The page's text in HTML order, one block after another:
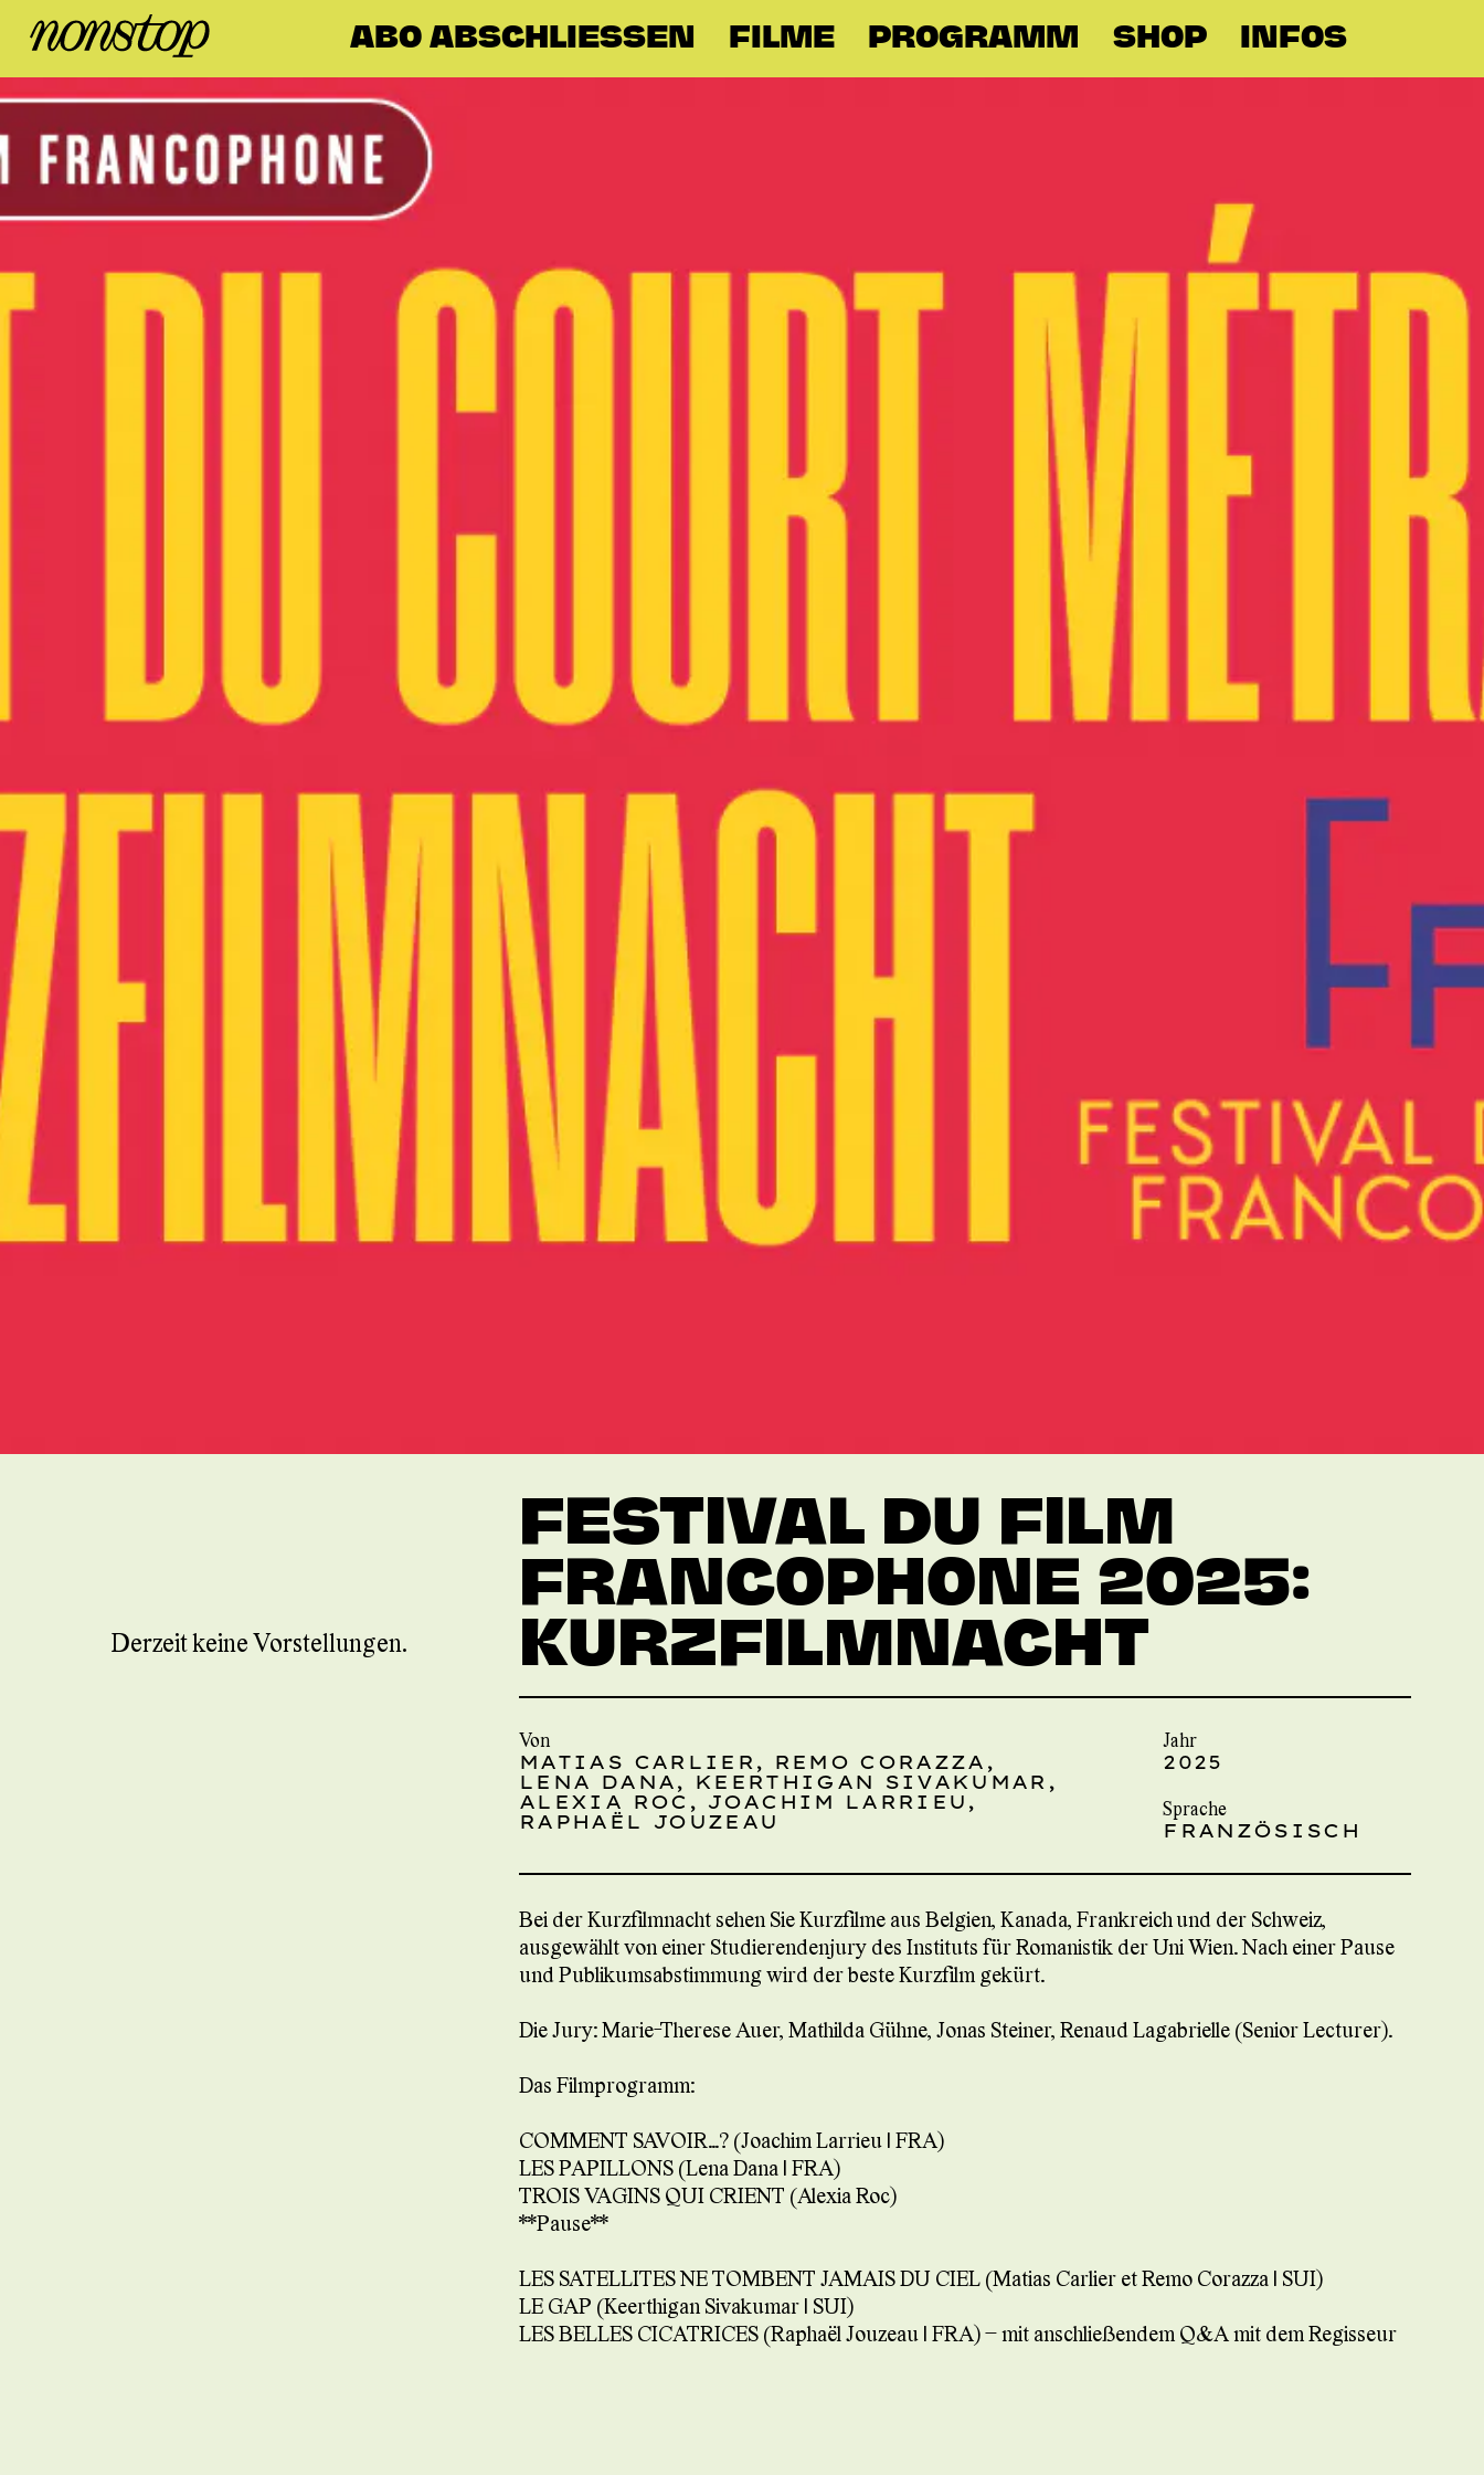
ABO ABSCHLIESSEN FILME PROGRAMM SHOP INFOS
Derzeit keine Vorstellungen.
FESTIVAL DU FILM
FRANCOPHONE 2025:
KURZFILMNACHT
Von
MATIAS CARLIER, REMO CORAZZA,
LENA DANA, KEERTHIGAN SIVAKUMAR,
ALEXIA ROC, JOACHIM LARRIEU,
RAPHAËL JOUZEAU
Jahr
2025
Sprache
FRANZÖSISCH
Bei der Kurzfilmnacht sehen Sie Kurzfilme aus Belgien, Kanada, Frankreich und der Schweiz,
ausgewählt von einer Studierendenjury des Instituts für Romanistik der Uni Wien. Nach einer Pause
und Publikumsabstimmung wird der beste Kurzfilm gekürt.
Die Jury: Marie-Therese Auer, Mathilda Gühne, Jonas Steiner, Renaud Lagabrielle (Senior Lecturer).
Das Filmprogramm:
COMMENT SAVOIR…? (Joachim Larrieu | FRA)
LES PAPILLONS (Lena Dana | FRA)
TROIS VAGINS QUI CRIENT (Alexia Roc)
**Pause**
LES SATELLITES NE TOMBENT JAMAIS DU CIEL (Matias Carlier et Remo Corazza | SUI)
LE GAP (Keerthigan Sivakumar | SUI)
LES BELLES CICATRICES (Raphaël Jouzeau | FRA) – mit anschließendem Q&A mit dem Regisseur